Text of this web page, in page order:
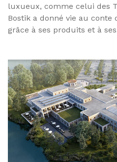
luxueux, comme celui des
Bostik a donné vie au conte
grâce à ses produits et à